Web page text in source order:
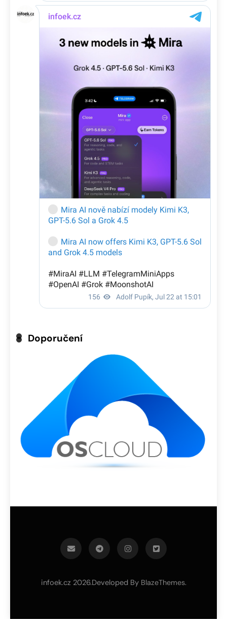
Doporučení
infoek.cz 2026.Developed By BlazeThemes.